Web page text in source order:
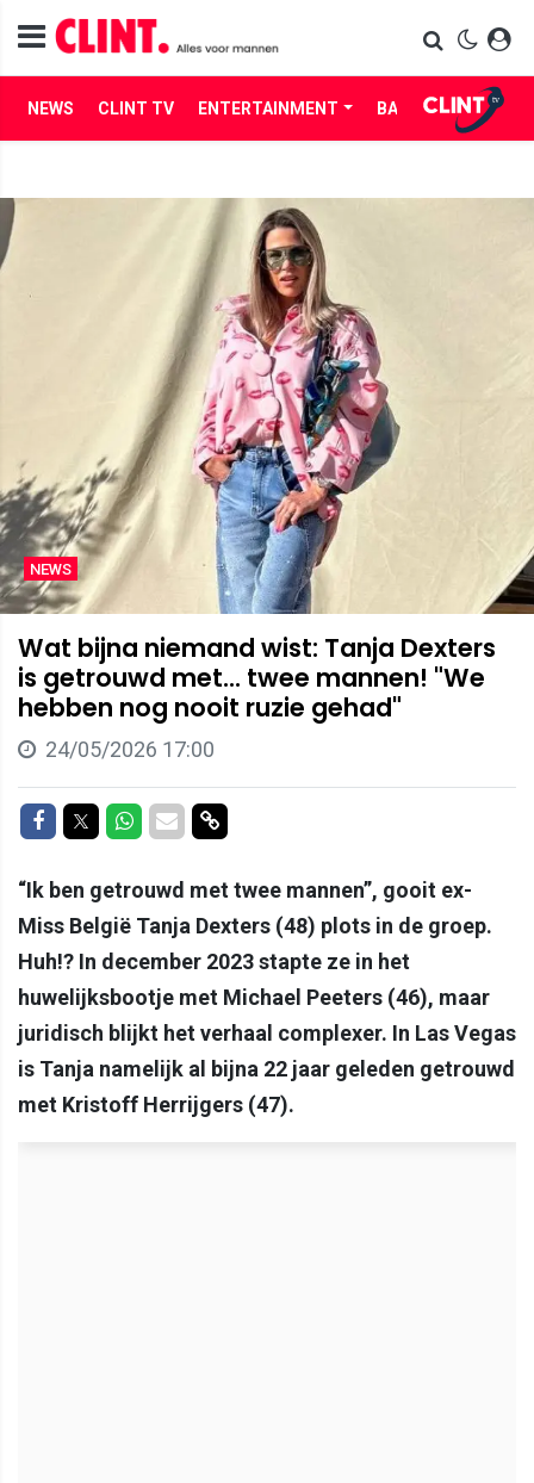
NEWS CLINT TV ENTERTAINMENT BABES LIFE
NEWS
Wat bijna niemand wist: Tanja Dexters
is getrouwd met... twee mannen! "We
hebben nog nooit ruzie gehad"
24/05/2026 17:00
Delen op Facebook
Delen op Twitter
Delen op Whatsapp
Delen via Mail
Delen via link
“Ik ben getrouwd met twee mannen”, gooit ex-
Miss België Tanja Dexters (48) plots in de groep.
Huh!? In december 2023 stapte ze in het
huwelijksbootje met Michael Peeters (46), maar
juridisch blijkt het verhaal complexer. In Las Vegas
is Tanja namelijk al bijna 22 jaar geleden getrouwd
met Kristoff Herrijgers (47).